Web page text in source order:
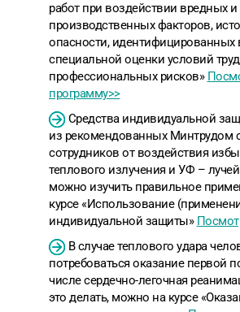
работ при воздействии вредных
производственных факторов,
опасности, идентифицированных
специальной оценки условий
профессиональных рисков»
программу>>
Средства индивидуальной
из рекомендованных Минтрудом
сотрудников от воздействия
теплового излучения и УФ –
можно изучить правильное
курсе «Использование
индивидуальной защиты»
В случае теплового удара
потребоваться оказание первой
числе сердечно-легочная
это делать, можно на курсе